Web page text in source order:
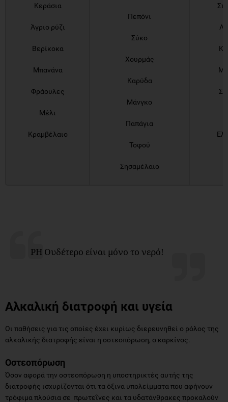
Κεράσια
Άγριο ρύζι
Βερίκοκα
Μπανάνα
Φράουλες
Μέλι
Κραμβέλαιο
Πεπόνι
Σύκο
Χουρμάς
Καρύδα
Μάνγκο
Παπάγια
Τοφού
Σησαμέλαιο
PH Ουδέτερο είναι μόνο το νερό!
Αλκαλική διατροφή και υγεία
Οι παθήσεις για τις οποίες έχει κυρίως διερευνηθεί ο ρόλος της
αλκαλικής διατροφής είναι η οστεοπόρωση, ο καρκίνος.
Οστεοπόρωση
Όσον αφορά την οστεοπόρωση η υποστηρικτές αυτής της
διατροφής ισχυρίζονται ότι τα όξινα υπολείμματα που αφήνουν
τρόφιμα πλούσια σε πρωτεΐνες και τα υδατάνθρακες προκαλούν